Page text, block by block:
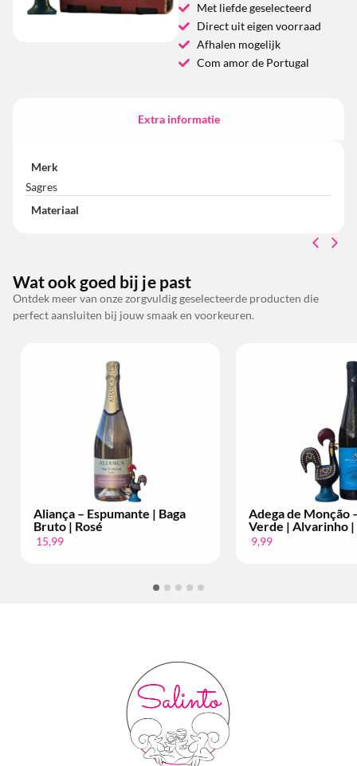
Met liefde geselecteerd
Direct uit eigen voorraad
Afhalen mogelijk
Com amor de Portugal
Extra informatie
Merk
Sagres
Materiaal
Wat ook goed bij je past
Ontdek meer van onze zorgvuldig geselecteerde producten die
perfect aansluiten bij jouw smaak en voorkeuren.
| Baga
Adega de Monção – Vinho
Verde | Alvarinho | Per Fles